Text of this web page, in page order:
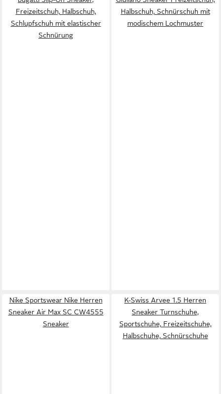
Freizeitschuh, Halbschuh,
Schlupfschuh mit elastischer
Schnürung
Halbschuh, Schnürschuh mit
modischem Lochmuster
Nike Sportswear Nike Herren
Sneaker Air Max SC CW4555
Sneaker
K-Swiss Arvee 1.5 Herren
Sneaker Turnschuhe,
Sportschuhe, Freizeitschuhe,
Halbschuhe, Schnürschuhe